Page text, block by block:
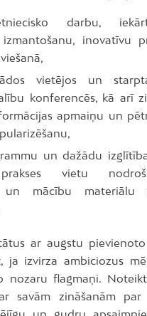
darbu,
inovatīvu
vietējos un
konferencēs, kā arī
apmaiņu un
un dažādu
vietu
un mācību materiālu
ar augstu
ja izvirza ambiciozus
nozaru flagmaņi.
savām zināšanām par